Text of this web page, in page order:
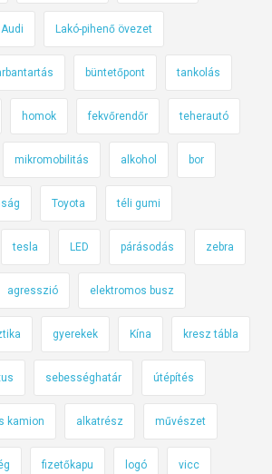
Audi Lakó-pihenő övezet
büntetőpont tankolás
homok fekvőrendőr teherautó
mikromobilitás alkohol bor
Toyota téli gumi
tesla LED párásodás zebra
agresszió elektromos busz
gyerekek Kína kresz tábla
sebességhatár útépítés
kamion alkatrész művészet
fizetőkapu logó vicc